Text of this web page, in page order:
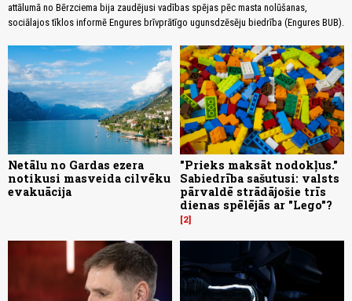
attālumā no Bērzciema bija zaudējusi vadības spējas pēc masta nolūšanas,
sociālajos tīklos informē Engures brīvprātīgo ugunsdzēsēju biedrība (Engures BUB).
Netālu no Gardas ezera
notikusi masveida cilvēku
evakuācija
"Prieks maksāt nodokļus."
Sabiedrība sašutusi: valsts
pārvaldē strādājošie trīs
dienas spēlējās ar "Lego"?
2